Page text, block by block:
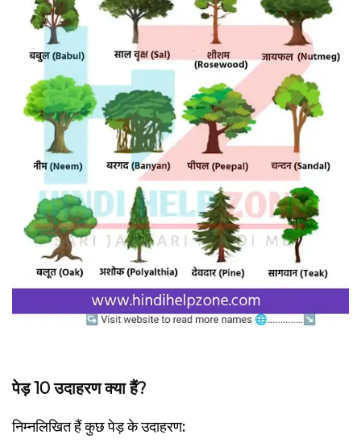
पेड़ 10 उदाहरण क्या हैं?
निम्नलिखित हैं कुछ पेड़ के उदाहरण: